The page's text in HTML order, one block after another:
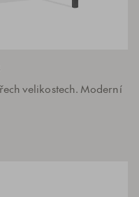
velikostech. Moderní